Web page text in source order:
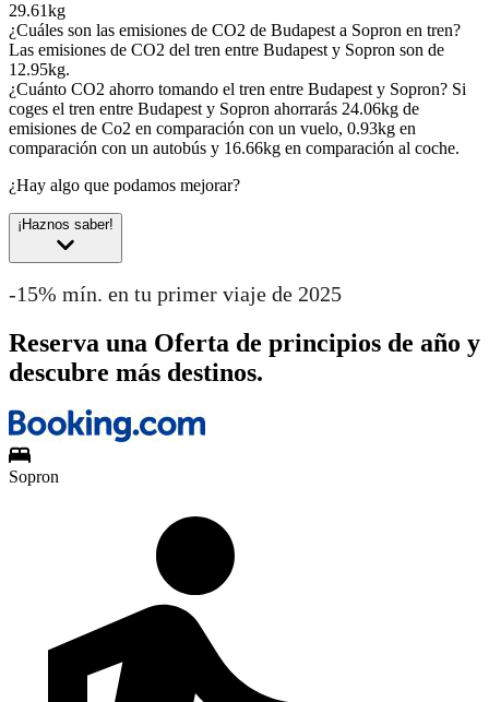
29.61kg
¿Cuáles son las emisiones de CO2 de Budapest a Sopron en tren?
Las emisiones de CO2 del tren entre Budapest y Sopron son de
12.95kg.
¿Cuánto CO2 ahorro tomando el tren entre Budapest y Sopron? Si
coges el tren entre Budapest y Sopron ahorrarás 24.06kg de
emisiones de Co2 en comparación con un vuelo, 0.93kg en
comparación con un autobús y 16.66kg en comparación al coche.
¿Hay algo que podamos mejorar?
¡Haznos saber!
-15% mín. en tu primer viaje de 2025
Reserva una Oferta de principios de año y
descubre más destinos.
Sopron